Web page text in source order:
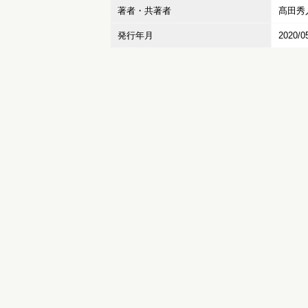
著者・共著者 髙田秀
発行年月 2020/